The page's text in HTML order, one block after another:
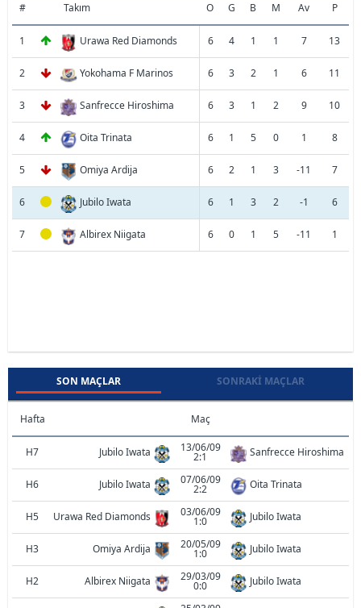
# Takım O G B M Av P
1 Urawa Red Diamonds 6 4 1 1 7 13
2 Yokohama F Marinos 6 3 2 1 6 11
3 Sanfrecce Hiroshima 6 3 1 2 9 10
4 Oita Trinata 6 1 5 0 1 8
5 Omiya Ardija 6 2 1 3 -11 7
6 Jubilo Iwata 6 1 3 2 -1 6
7 Albirex Niigata 6 0 1 5 -11 1
SON MAÇLAR SONRAKI MAÇLAR
Hafta Maç
H7 Jubilo Iwata 13/06/09
2:1 Sanfrecce Hiroshima
H6 Jubilo Iwata 07/06/09
2:2 Oita Trinata
H5 Urawa Red Diamonds 03/06/09
1:0 Jubilo Iwata
H3 Omiya Ardija 20/05/09
1:0 Jubilo Iwata
H2 Albirex Niigata 29/03/09
0:0 Jubilo Iwata